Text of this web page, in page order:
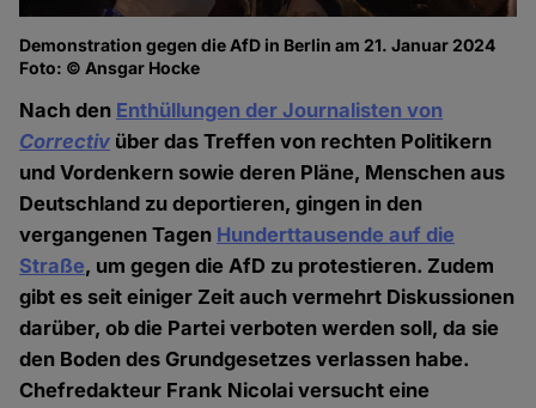
Demonstration gegen die AfD in Berlin am 21. Januar 2024
Foto: © Ansgar Hocke
Nach den Enthüllungen der Journalisten von
Correctiv über das Treffen von rechten Politikern
und Vordenkern sowie deren Pläne, Menschen aus
Deutschland zu deportieren, gingen in den
vergangenen Tagen Hunderttausende auf die
Straße, um gegen die AfD zu protestieren. Zudem
gibt es seit einiger Zeit auch vermehrt Diskussionen
darüber, ob die Partei verboten werden soll, da sie
den Boden des Grundgesetzes verlassen habe.
Chefredakteur Frank Nicolai versucht eine